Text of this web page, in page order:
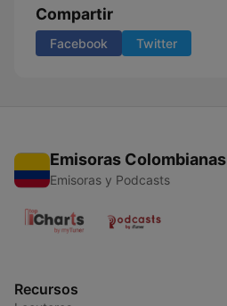
Compartir
Facebook Twitter
Emisoras Colombianas
Emisoras y Podcasts
Recursos